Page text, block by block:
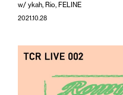
w/ ykah, Rio, FELINE
2021.10.28